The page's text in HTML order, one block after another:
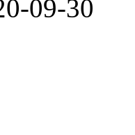
09-30